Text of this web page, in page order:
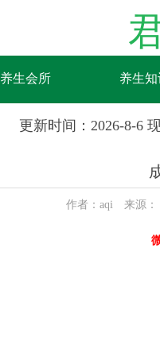
养生会所 养生知
更新时间：2026-8-6
作者：aqi 来源